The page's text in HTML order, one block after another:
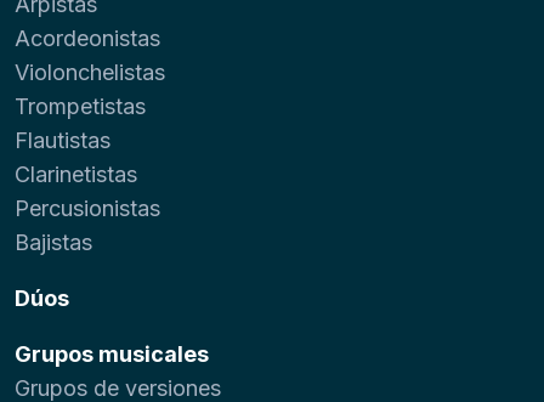
Acordeonistas
Violonchelistas
Trompetistas
Flautistas
Clarinetistas
Percusionistas
Bajistas
Dúos
Grupos musicales
Grupos de versiones